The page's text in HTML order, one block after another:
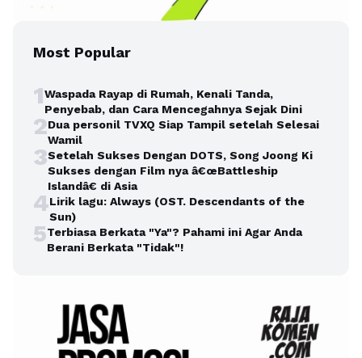
Most Popular
1Waspada Rayap di Rumah, Kenali Tanda,
Penyebab, dan Cara Mencegahnya Sejak Dini
2Dua personil TVXQ Siap Tampil setelah Selesai
Wamil
3Setelah Sukses Dengan DOTS, Song Joong Ki
Sukses dengan Film nya â€œBattleship
Islandâ€ di Asia
4Lirik lagu: Always (OST. Descendants of the
Sun)
5Terbiasa Berkata "Ya"? Pahami ini Agar Anda
Berani Berkata "Tidak"!